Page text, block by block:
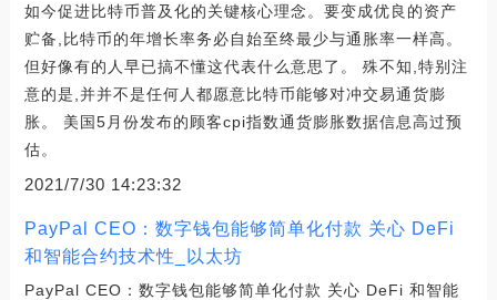
如今促进比特币普及化的关键核心理念。要变成优良的资产
贮备,比特币的年增长率务必自始至终最少与通胀率一样高。
但好像有的人早已搞不懂这代表什么意思了。 殊不知,特别注
意的是,并并不是任何人都愿意比特币能够对冲交易通货膨
胀。 美国5月份发布的顾客cpi指数通货膨胀数据信息高过预
估。
2021/7/30 14:23:32
PayPal CEO：数字钱包能够简单化付款 关心 DeFi
和智能合约技术性_以太坊
PayPal CEO：数字钱包能够简单化付款 关心 DeFi 和智能